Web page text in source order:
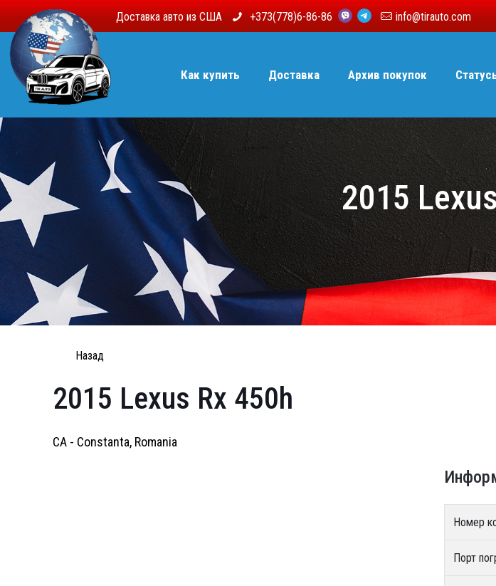
Доставка авто из США +373(778)6-86-86 info@tirauto.com
Как купить Доставка Архив покупок
2015
Назад
2015 Lexus Rx 450h
CA - Constanta, Romania
Номер
Порт